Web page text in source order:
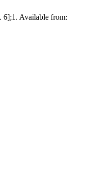
6];1. Available from: